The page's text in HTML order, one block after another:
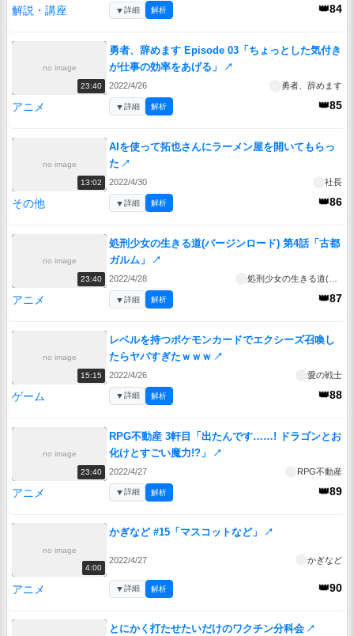
解説・講座 👑84
▼詳細 解析
no image
23:40
勇者、辞めます Episode 03「ちょっとした気付き
が仕事の効率をあげる」
↗
2022/4/26 勇者、辞めます
アニメ 👑85
▼詳細 解析
no image
13:02
AIを使って拓也さんにラーメン屋を開いてもらっ
た ↗
2022/4/30 社長
その他 👑86
▼詳細 解析
no image
23:40
処刑少女の生きる道(バージンロード) 第4話「古都
ガルム」
↗
2022/4/28
アニメ 👑87
▼詳細 解析
no image
15:15
レベルを持つポケモンカードでエクシーズ召喚し
たらヤバすぎたｗｗｗ ↗
2022/4/26 愛の戦士
ゲーム 👑88
▼詳細 解析
no image
23:40
RPG不動産 3軒目「出たんです……! ドラゴンとお
化けとすごい魔力!?」
↗
2022/4/27 RPG不動産
アニメ 👑89
▼詳細 解析
no image
4:00
かぎなど #15「マスコットなど」 ↗
2022/4/27 かぎなど
アニメ 👑90
▼詳細 解析
とにかく打たせたいだけのワクチン分科会 ↗